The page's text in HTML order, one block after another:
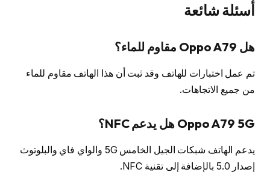
أسئلة شائعة
هل Oppo A79 مقاوم للماء؟
تم عمل اختبارات للهاتف وقد ثبت أن هذا الهاتف مقاوم للماء
من جميع الاتجاهات.
Oppo A79 5G هل يدعم NFC؟
يدعم الهاتف شبكات الجيل الخامس 5G والواي فاي والبلوتوث
إصدار 5.0 بالإضافة إلى تقنية NFC.